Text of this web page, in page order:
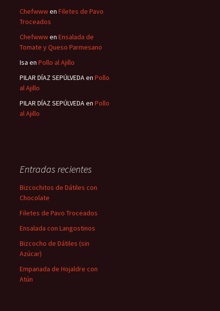
Chefwwwen Filetes de Pavo
Troceados
Chefwwwen Ensalada de
Tomate y Queso Parmesano
Isa en Pollo al Ajillo
PILAR DÍAZ SEPÚLVEDAen Pollo
al Ajillo
PILAR DÍAZ SEPÚLVEDAen Pollo
al Ajillo
Entradas recientes
Bizcochitos de Dátiles con
Chocolate
Filetes de Pavo Troceados
Ensalada con Langostinos
Bizcocho de Dátiles (sin
Azúcar)
Empanada de Hojaldre con
Atún